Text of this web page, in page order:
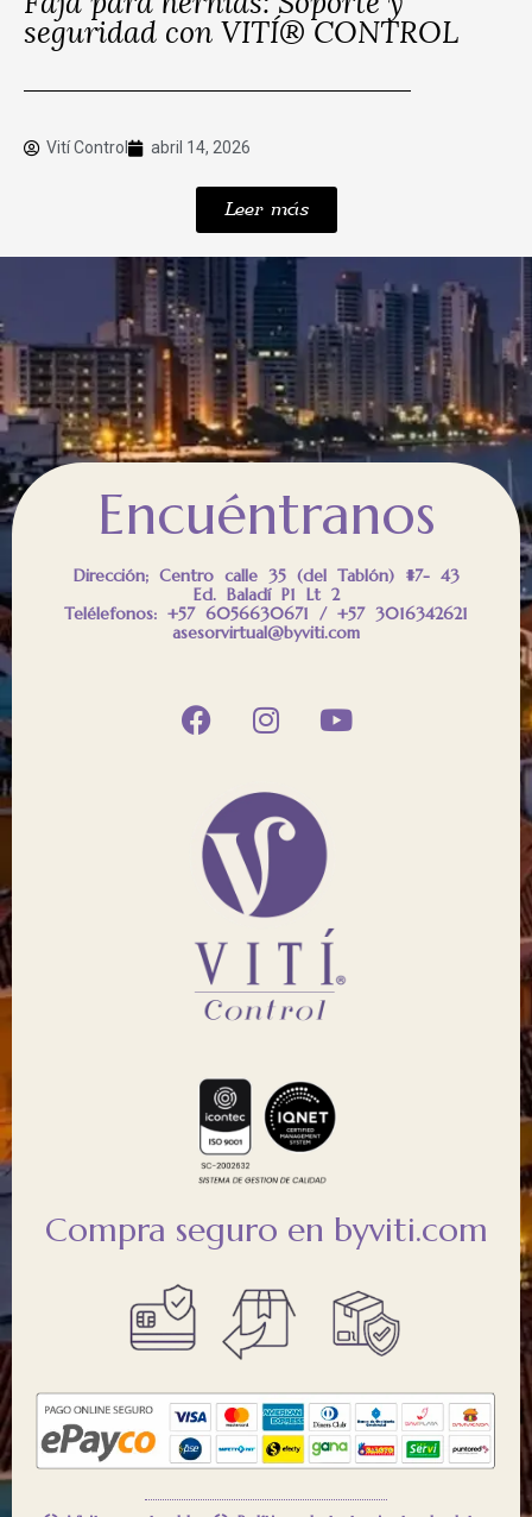
seguridad con VITÍ® CONTROL
Vití Control abril 14, 2026
Leer más
Encuéntranos
Dirección; Centro calle 35 (del Tablón) #7- 43
Ed. Baladí P1 Lt 2
Telélefonos: +57 6056630671 / +57 3016342621
asesorvirtual@byviti.com
Compra seguro en byviti.com